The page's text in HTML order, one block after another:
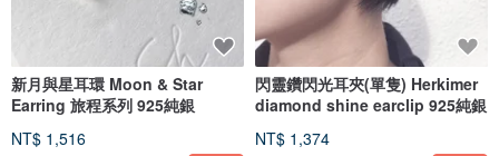
新月與星耳環 Moon & Star
Earring 旅程系列 925純銀
NT$ 1,516
閃靈鑽閃光耳夾(單隻) Herkimer
diamond shine earclip 925純銀
NT$ 1,374